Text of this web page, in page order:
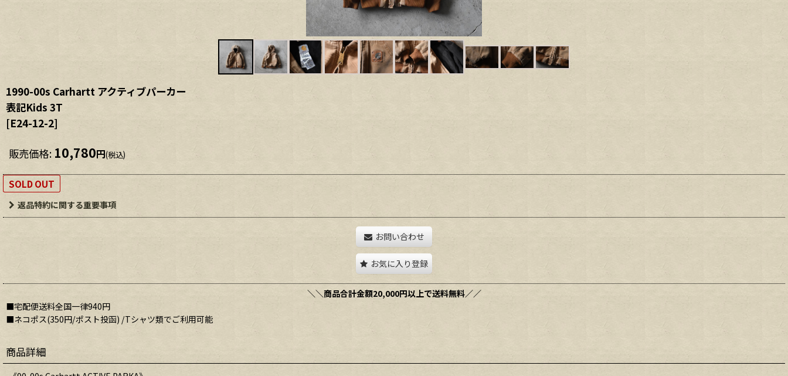
1990-00s Carhartt アクティブパーカー
表記Kids 3T
[E24-12-2]
販売価格: 10,780円(税込)
SOLD OUT
返品特約に関する重要事項
お問い合わせ
お気に入り登録
＼＼商品合計金額20,000円以上で送料無料／／
■宅配便送料全国一律940円
■ネコポス(350円/ポスト投函) /Tシャツ類でご利用可能
商品詳細